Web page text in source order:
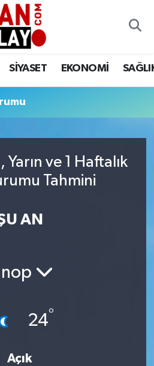
SİYASET EKONOMİ
ve 1 Haftalık
Tahmini
AN
24°
Açık
Haritası
ve Fikstür